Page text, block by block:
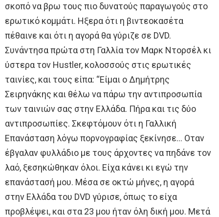
σκοπό να βρω τους πιο δυνατούς παραγωγούς στο
ερωτικό κομμάτι. Ηξερα ότι η βιντεοκασέτα
πέθαινε και ότι η αγορά θα γύριζε σε DVD.
Συνάντησα πρώτα στη Γαλλία τον Μαρκ Ντορσέλ κι
ύστερα τον Hustler, κολοσσούς στις ερωτικές
ταινίες, και τους είπα: “Είμαι ο Δημήτρης
Σειρηνάκης και θέλω να πάρω την αντιπροσωπία
των ταινιών σας στην Ελλάδα. Πήρα και τις δύο
αντιπροσωπίες. Σκεφτόμουν ότι η Γαλλική
Επανάσταση λόγω πορνογραφίας ξεκίνησε… Οταν
έβγαλαν φυλλάδιο με τους άρχοντες να πηδάνε τον
λαό, ξεσηκώθηκαν όλοι. Είχα κάνει κι εγώ την
επανάστασή μου. Μέσα σε οκτώ μήνες, η αγορά
στην Ελλάδα του DVD γύρισε, όπως το είχα
προβλέψει, και στα 23 μου ήταν όλη δική μου. Μετά